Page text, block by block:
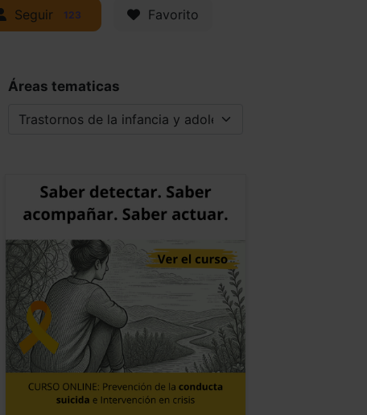
Seguir 123 Favorito
Áreas tematicas